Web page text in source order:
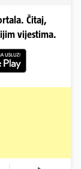
Čitaj,
vijestima.